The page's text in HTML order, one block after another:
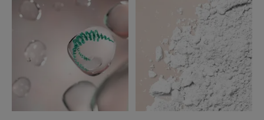
ore*****.
Formula alta tollerabilità: Eccellente tollerabilità
cutanea e oculare.
Senza alcool, senza siliconi.
Testato su pelle sensibile fragilizzata sotto controllo
dermatologico.
Testato post atto dermatologico superficiale e su